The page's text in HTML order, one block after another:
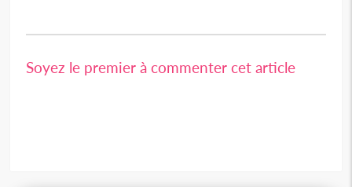
Soyez le premier à commenter cet article